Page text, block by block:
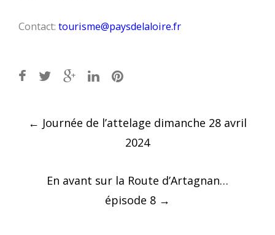
Contact: tourisme@paysdelaloire.fr
Post
navigation
← Journée de l’attelage dimanche 28 avril
2024
En avant sur la Route d’Artagnan…
épisode 8 →